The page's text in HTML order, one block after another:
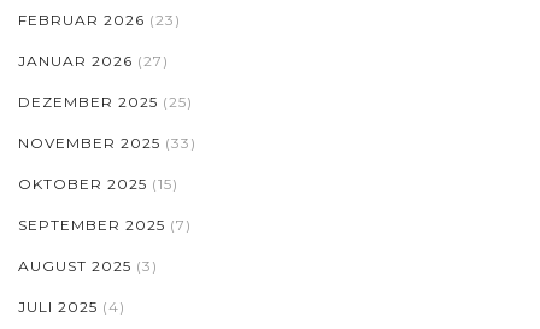
FEBRUAR 2026 (23)
JANUAR 2026 (27)
DEZEMBER 2025 (25)
NOVEMBER 2025 (33)
OKTOBER 2025 (15)
SEPTEMBER 2025 (7)
AUGUST 2025 (3)
JULI 2025 (4)